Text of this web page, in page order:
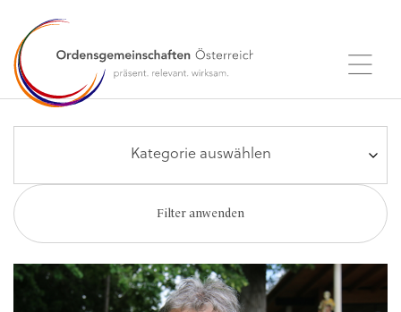
Kategorie auswählen
Filter anwenden